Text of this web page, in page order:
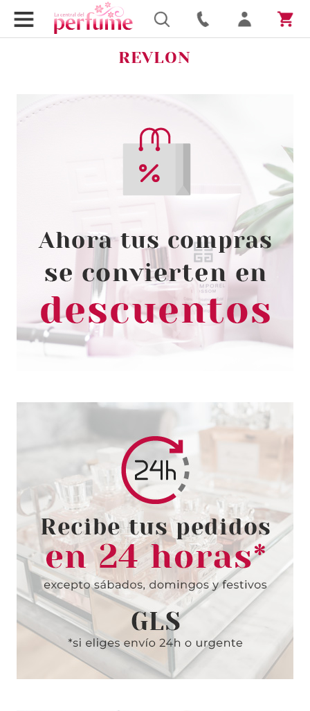
REVLON